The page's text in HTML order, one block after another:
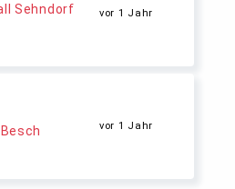
Sehndorf
vor 1 Jahr
vor 1 Jahr